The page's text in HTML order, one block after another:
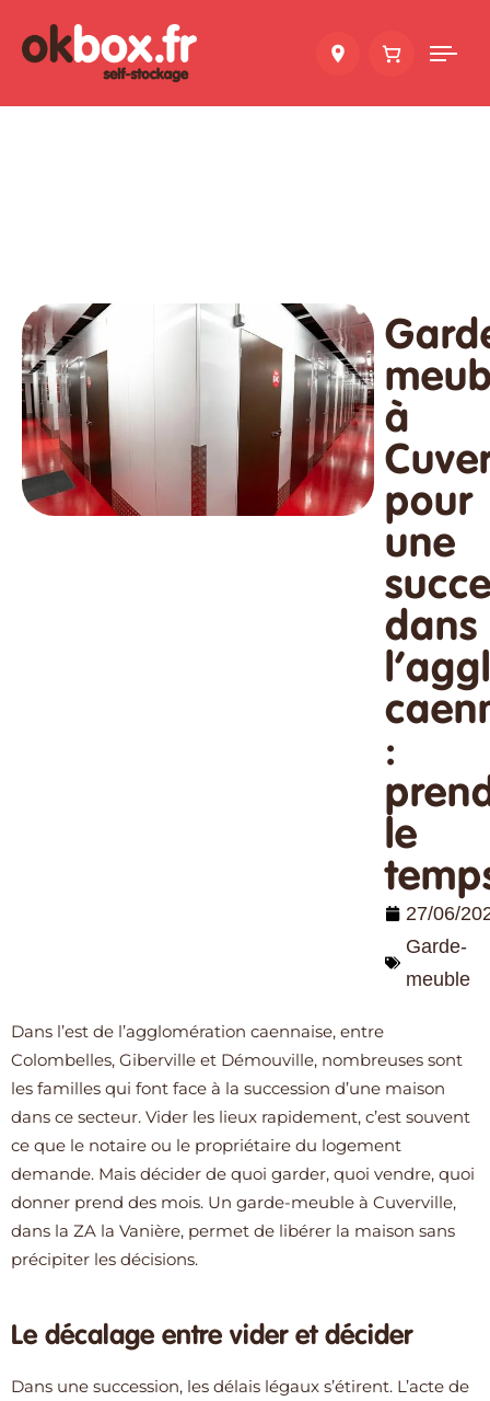
à
pour
une
dans
:
le
27/06/
Garde-
meuble
Dans l’est de l’agglomération caennaise, entre
Colombelles, Giberville et Démouville, nombreuses sont
les familles qui font face à la succession d’une maison
dans ce secteur. Vider les lieux rapidement, c’est souvent
ce que le notaire ou le propriétaire du logement
demande. Mais décider de quoi garder, quoi vendre, quoi
donner prend des mois. Un garde-meuble à Cuverville,
dans la ZA la Vanière, permet de libérer la maison sans
précipiter les décisions.
Le décalage entre vider et décider
Dans une succession, les délais légaux s’étirent. L’acte de